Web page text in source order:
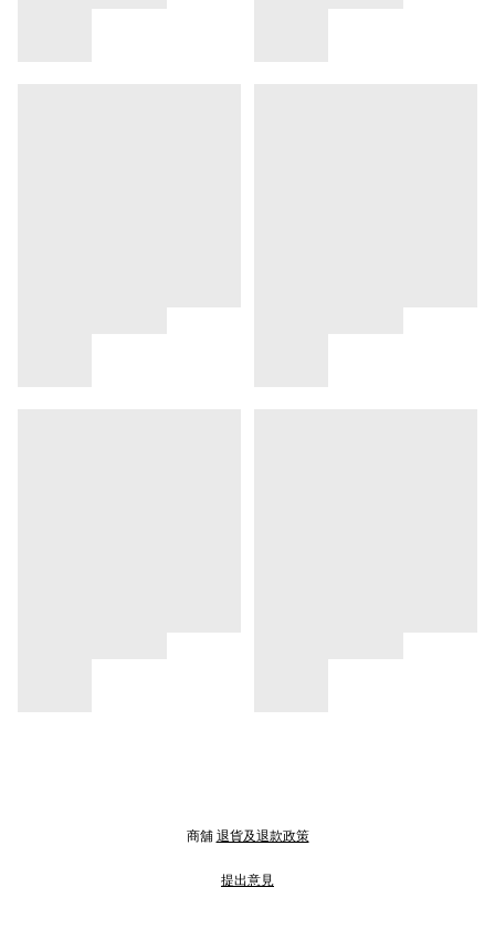
商舖 退貨及退款政策
提出意見